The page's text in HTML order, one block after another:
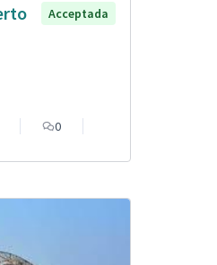
Acceptada
0